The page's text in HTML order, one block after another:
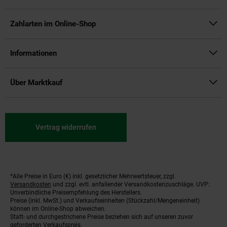
Zahlarten im Online-Shop
Informationen
Über Marktkauf
Vertrag widerrufen
Fußnoten
*Alle Preise in Euro (€) inkl. gesetzlicher Mehrwertsteuer, zzgl.
Versandkosten und zzgl. evtl. anfallender Versandkostenzuschläge. UVP:
Unverbindliche Preisempfehlung des Herstellers.
Preise (inkl. MwSt.) und Verkaufseinheiten (Stückzahl/Mengeneinheit)
können im Online-Shop abweichen.
Statt- und durchgestrichene Preise beziehen sich auf unseren zuvor
geforderten Verkaufspreis.